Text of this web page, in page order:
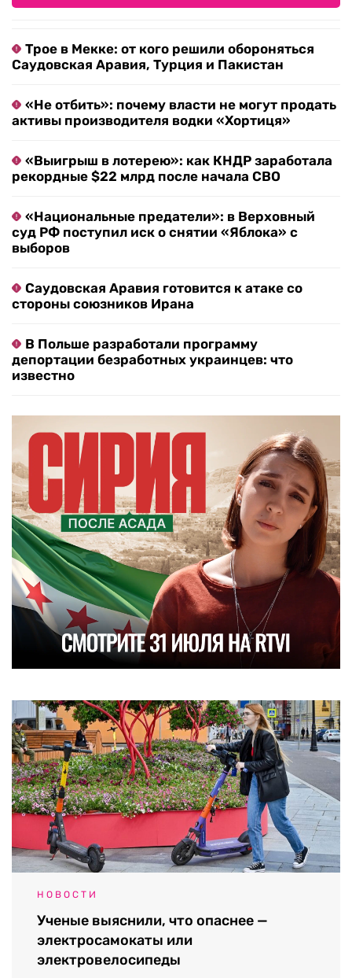
Трое в Мекке: от кого решили обороняться
Саудовская Аравия, Турция и Пакистан
«Не отбить»: почему власти не могут продать
активы производителя водки «Хортиця»
«Выигрыш в лотерею»: как КНДР заработала
рекордные $22 млрд после начала СВО
«Национальные предатели»: в Верховный
суд РФ поступил иск о снятии «Яблока» с
выборов
Саудовская Аравия готовится к атаке со
стороны союзников Ирана
В Польше разработали программу
депортации безработных украинцев: что
известно
НОВОСТИ
Ученые выяснили, что опаснее —
электросамокаты или
электровелосипеды